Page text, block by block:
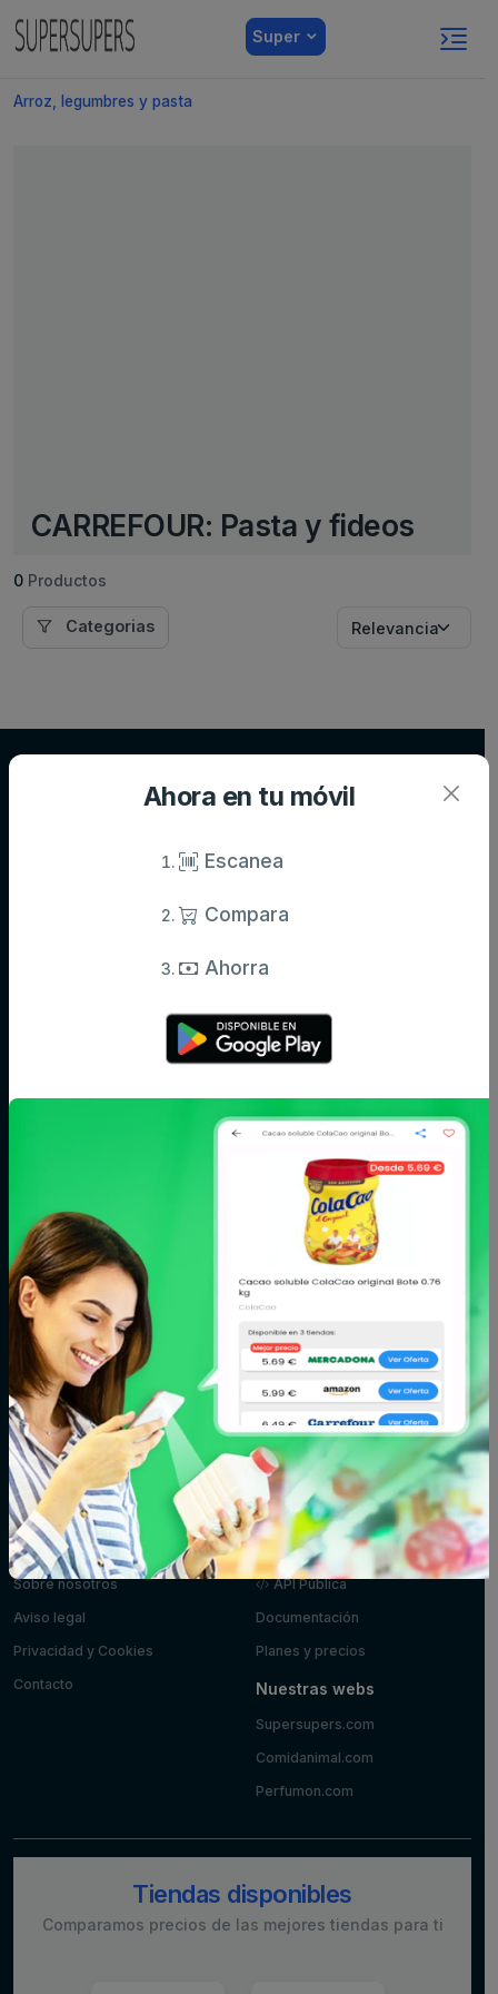
Super
Arroz, legumbres y pasta
CARREFOUR: Pasta y fideos
0 Productos
Categorias
Ahora en tu móvil
Escanea
Compara
Ahorra
Supersupers.com
Compara precios de supermercados y ahorra en tu compra diaria.
Agua y
pasta
Azúcar,
caramelos y
chocolate
Cacao, café e
Carne
galletas
Congelados
Conservas,
caldos y cremas
Cuidado facial y
corporal
Fitoterapia y
parafarmacia
Fruta y verdura
Limpieza y hogar
Marisco y
pescado
Mascotas
Panadería y
pastelería
Pizzas y platos
preparados
Postres y
yogures
Zumos
Información
Sobre nosotros
Aviso legal
Privacidad y Cookies
Contacto
Desarrolladores
API Pública
Documentación
Planes y precios
Nuestras webs
Supersupers.com
Comidanimal.com
Perfumon.com
Tiendas disponibles
Comparamos precios de las mejores tiendas para ti